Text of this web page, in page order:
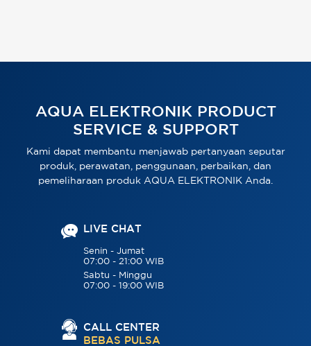
AQUA ELEKTRONIK PRODUCT
SERVICE & SUPPORT
Kami dapat membantu menjawab pertanyaan seputar
produk, perawatan, penggunaan, perbaikan, dan
pemeliharaan produk AQUA ELEKTRONIK Anda.
LIVE CHAT
Senin - Jumat
07:00 - 21:00 WIB
Sabtu - Minggu
07:00 - 19:00 WIB
CALL CENTER
BEBAS PULSA